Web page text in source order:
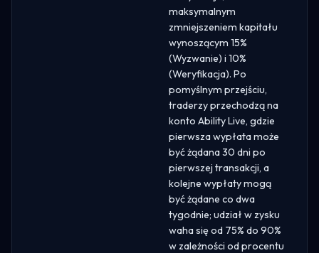
maksymalnym
zmniejszeniem kapitału
wynoszącym 15%
(Wyzwanie) i 10%
(Weryfikacja). Po
pomyślnym przejściu,
traderzy przechodzą na
konto Ability Live, gdzie
pierwsza wypłata może
być żądana 30 dni po
pierwszej transakcji, a
kolejne wypłaty mogą
być żądane co dwa
tygodnie; udział w zysku
waha się od 75% do 90%
w zależności od procentu